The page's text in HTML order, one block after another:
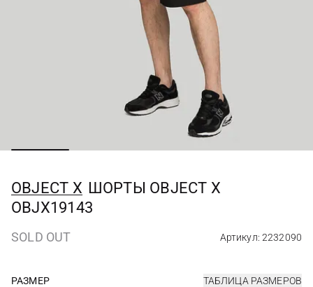
OBJECT X ШОРТЫ OBJECT X
OBJX19143
SOLD OUT Артикул: 2232090
РАЗМЕР ТАБЛИЦА РАЗМЕРОВ